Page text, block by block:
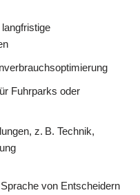
Fuhrparks oder
z. B. Technik,
von Entscheidern